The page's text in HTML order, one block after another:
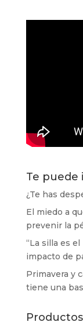
Te puede
¿Te has
El miedo a
prevenir la
“La silla es
impacto de
Primavera y
tiene una
Productos